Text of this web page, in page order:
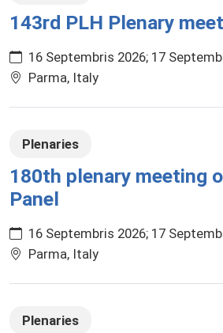
143rd PLH Plenary
16 Septembris 2026 17
Parma, Italy
Plenaries
180th plenary meeting
Panel
16 Septembris 2026 17
Parma, Italy
Plenaries